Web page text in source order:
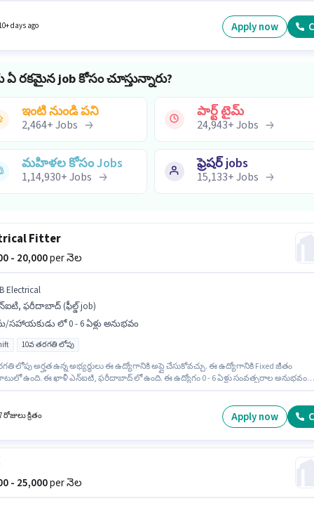
Account కలిగి ఉండాలి.
days ago Apply now
ఏ రకమైన job కోసం చూస్తున్నారు?
ఇంటి నుండి పని
2,464+Jobs
పార్ట్ టైమ్
24,943+Jobs
మహిళల కోసం Jobs
1,14,930+Jobs
ఫ్రెషర్ jobs
15,133+Jobs
Fitter
- 20,000per నెల
Electrical
ఫరీదాబాద్ (ఫీల్డ్ job)
సహాయకుడు లో 0 - 6 ఏళ్లు అనుభవం
10వ తరగతి లోపు
లోపు అర్హత ఉన్న అభ్యర్థులు ఈ ఉద్యోగానికి అప్లై చేసుకోవచ్చు. ఈ ఉద్యోగానికి Fixed జీతం
ఉంది. ఈ ఖాళీ ఎన్ఐటి, ఫరీదాబాద్ లో ఉంది. ఈ ఉద్యోగం 0 - 6 ఏళ్లు సంవత్సరాల అనుభవం
రోజులు క్రితం Apply now
- 25,000per నెల